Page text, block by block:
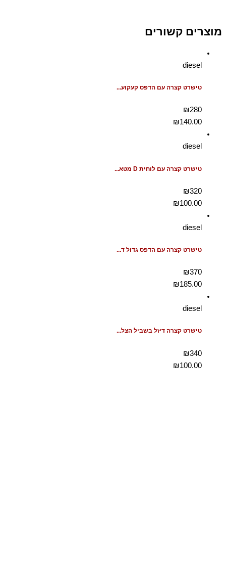
מוצרים קשורים
diesel
טישרט קצרה עם הדפס קעקוע...
₪280
₪140.00
diesel
טישרט קצרה עם לוחית D מטא...
₪320
₪100.00
diesel
טישרט קצרה עם הדפס גדול ד...
₪370
₪185.00
diesel
טישרט קצרה דיזל בשביל הצל...
₪340
₪100.00